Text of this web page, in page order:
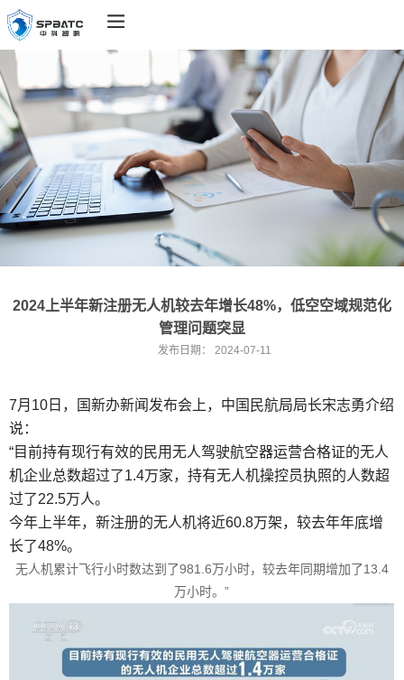
2024上半年新注册无人机较去年增长48%，低空空域规范化
管理问题突显
发布日期： 2024-07-11
7月10日，国新办新闻发布会上，中国民航局局长宋志勇介绍
说：
“目前持有现行有效的民用无人驾驶航空器运营合格证的无人
机企业总数超过了1.4万家，持有无人机操控员执照的人数超
过了22.5万人。
今年上半年，新注册的无人机将近60.8万架，较去年年底增
长了48%。
无人机累计飞行小时数达到了981.6万小时，较去年同期增加了13.4
万小时。”